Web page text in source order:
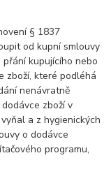
§ 1837
od kupní smlouvy
kupujícího nebo
zboží, které podléhá
nenávratně
zboží v
a z hygienických
o dodávce
programu,